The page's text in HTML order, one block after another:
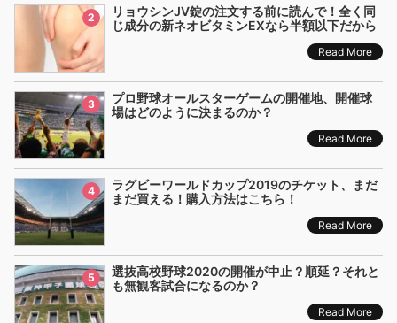
2
リョウシンJV錠の注文する前に読んで！全く同
じ成分の新ネオビタミンEXなら半額以下だから
Read More
3
プロ野球オールスターゲームの開催地、開催球
場はどのように決まるのか？
Read More
4
ラグビーワールドカップ2019のチケット、まだ
まだ買える！購入方法はこちら！
Read More
5
選抜高校野球2020の開催が中止？順延？それと
も無観客試合になるのか？
Read More